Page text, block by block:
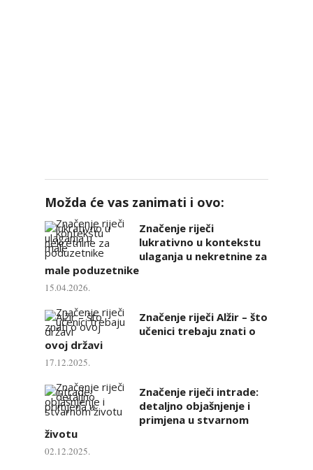
Možda će vas zanimati i ovo:
Značenje riječi
lukrativno u kontekstu
ulaganja u nekretnine za
male poduzetnike
15.04.2026.
Značenje riječi Alžir – što
učenici trebaju znati o
ovoj državi
17.12.2025.
Značenje riječi intrade:
detaljno objašnjenje i
primjena u stvarnom
životu
02.12.2025.